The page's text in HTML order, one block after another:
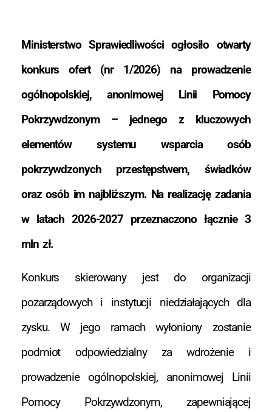
Ministerstwo Sprawiedliwości ogłosiło otwarty
konkurs ofert (nr 1/2026) na prowadzenie
ogólnopolskiej, anonimowej Linii Pomocy
Pokrzywdzonym – jednego z kluczowych
elementów systemu wsparcia osób
pokrzywdzonych przestępstwem, świadków
oraz osób im najbliższym. Na realizację zadania
w latach 2026-2027 przeznaczono łącznie 3
mln zł.
Konkurs skierowany jest do organizacji
pozarządowych i instytucji niedziałających dla
zysku. W jego ramach wyłoniony zostanie
podmiot odpowiedzialny za wdrożenie i
prowadzenie ogólnopolskiej, anonimowej Linii
Pomocy Pokrzywdzonym, zapewniającej